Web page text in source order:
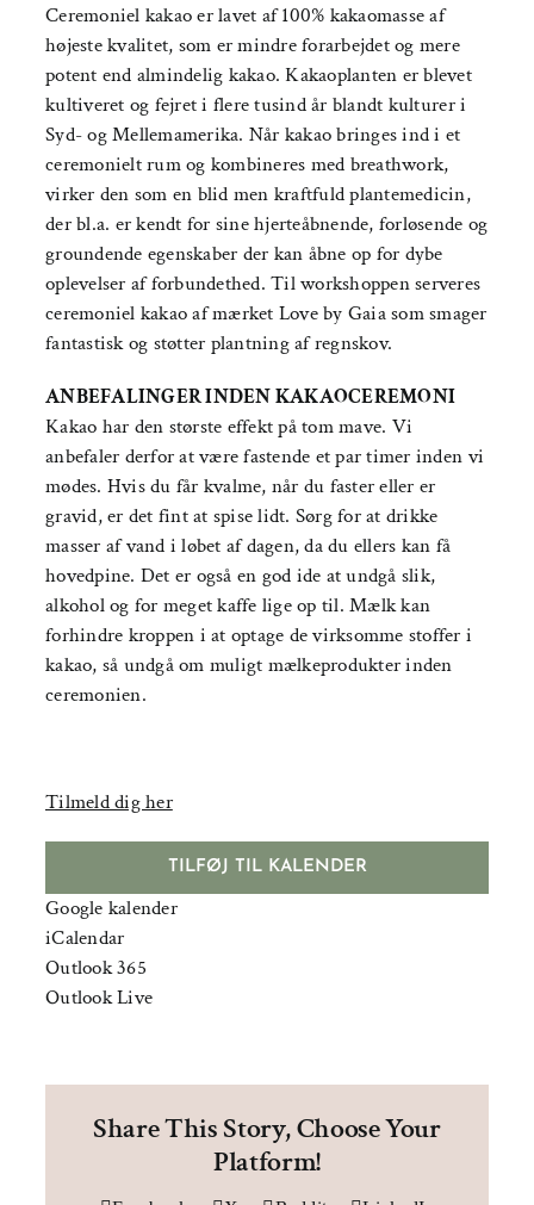
Ceremoniel kakao er lavet af 100% kakaomasse af
højeste kvalitet, som er mindre forarbejdet og mere
potent end almindelig kakao. Kakaoplanten er blevet
kultiveret og fejret i flere tusind år blandt kulturer i
Syd- og Mellemamerika. Når kakao bringes ind i et
ceremonielt rum og kombineres med breathwork,
virker den som en blid men kraftfuld plantemedicin,
der bl.a. er kendt for sine hjerteåbnende, forløsende og
groundende egenskaber der kan åbne op for dybe
oplevelser af forbundethed. Til workshoppen serveres
ceremoniel kakao af mærket Love by Gaia som smager
fantastisk og støtter plantning af regnskov.
ANBEFALINGER INDEN KAKAOCEREMONI
Kakao har den største effekt på tom mave. Vi
anbefaler derfor at være fastende et par timer inden vi
mødes. Hvis du får kvalme, når du faster eller er
gravid, er det fint at spise lidt. Sørg for at drikke
masser af vand i løbet af dagen, da du ellers kan få
hovedpine. Det er også en god ide at undgå slik,
alkohol og for meget kaffe lige op til. Mælk kan
forhindre kroppen i at optage de virksomme stoffer i
kakao, så undgå om muligt mælkeprodukter inden
ceremonien.
Tilmeld dig her
TILFØJ TIL KALENDER
Google kalender
iCalendar
Outlook 365
Outlook Live
Share This Story, Choose Your
Platform!